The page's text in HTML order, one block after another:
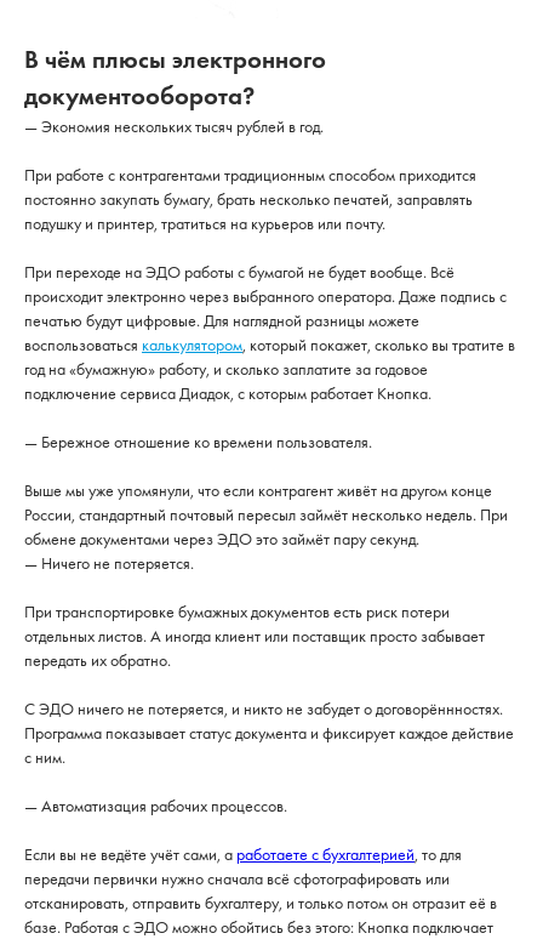
В чём плюсы электронного
документооборота?
— Экономия нескольких тысяч рублей в год.
При работе с контрагентами традиционным способом приходится
постоянно закупать бумагу, брать несколько печатей, заправлять
подушку и принтер, тратиться на курьеров или почту.
При переходе на ЭДО работы с бумагой не будет вообще. Всё
происходит электронно через выбранного оператора. Даже подпись с
печатью будут цифровые. Для наглядной разницы можете
воспользоваться калькулятором, который покажет, сколько вы тратите в
год на «бумажную» работу, и сколько заплатите за годовое
подключение сервиса Диадок, с которым работает Кнопка.
— Бережное отношение ко времени пользователя.
Выше мы уже упомянули, что если контрагент живёт на другом конце
России, стандартный почтовый пересыл займёт несколько недель. При
обмене документами через ЭДО это займёт пару секунд.
— Ничего не потеряется.
При транспортировке бумажных документов есть риск потери
отдельных листов. А иногда клиент или поставщик просто забывает
передать их обратно.
С ЭДО ничего не потеряется, и никто не забудет о договорённностях.
Программа показывает статус документа и фиксирует каждое действие
с ним.
— Автоматизация рабочих процессов.
Если вы не ведёте учёт сами, а работаете с бухгалтерией, то для
передачи первички нужно сначала всё сфотографировать или
отсканировать, отправить бухгалтеру, и только потом он отразит её в
базе. Работая с ЭДО можно обойтись без этого: Кнопка подключает